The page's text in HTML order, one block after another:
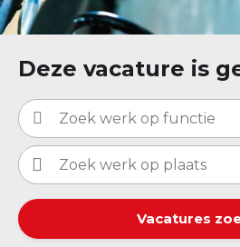
Deze vacature is
Vacatures